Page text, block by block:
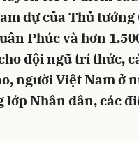
dự của Thủ
Phúc và hơn
đội ngũ trí thức,
người Việt Nam ở
lớp Nhân dân, các